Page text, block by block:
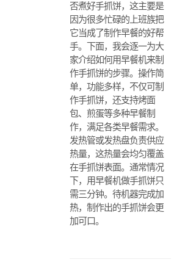
否煮好手抓饼，这主要是
因为很多忙碌的上班族把
它当成了制作早餐的好帮
手。下面，我会逐一为大
家介绍如何用早餐机来制
作手抓饼的步骤。操作简
单，功能多样，不仅可制
作手抓饼，还支持烤面
包、煎蛋等多种早餐制
作，满足各类早餐需求。
发热管或发热盘负责供应
热量，这热量会均匀覆盖
在手抓饼表面。通常情况
下，用早餐机做手抓饼只
需三分钟。待机器完成加
热，制作出的手抓饼会更
加可口。